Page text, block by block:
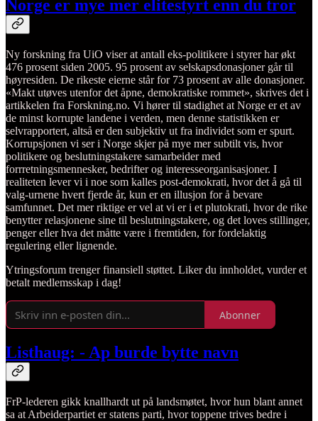
Norge er mye mer elitestyrt enn du tror
Ny forskning fra UiO viser at antall eks-politikere i styrer har økt
476 prosent siden 2005. 95 prosent av selskapsdonasjoner går til
høyresiden. De rikeste eierne står for 73 prosent av alle donasjoner.
«Makt utøves utenfor det åpne, demokratiske rommet», skrives det i
artikkelen fra Forskning.no. Vi hører til stadighet at Norge er et av
de minst korrupte landene i verden, men denne statistikken er
selvrapportert, altså er den subjektiv ut fra individet som er spurt.
Korrupsjonen vi ser i Norge skjer på mye mer subtilt vis, hvor
politikere og beslutningstakere samarbeider med
forrretningsmennesker, bedrifter og interesseorganisasjoner. I
realiteten lever vi i noe som kalles post-demokrati, hvor det å gå til
valg-urnene hvert fjerde år, kun er en illusjon for å bevare
samfunnet. Det mer riktige er vel at vi er i et plutokrati, hvor de rike
benytter relasjonene sine til beslutningstakere, og det loves stillinger,
penger eller hva det måtte være i fremtiden, for fordelaktig
regulering eller lignende.
Ytringsforum trenger finansiell støttet. Liker du innholdet, vurder et
betalt medlemsskap i dag!
Abonner
Listhaug: - Ap burde bytte navn
FrP-lederen gikk knallhardt ut på landsmøtet, hvor hun blant annet
sa at Arbeiderpartiet er statens parti, hvor toppene trives bedre i